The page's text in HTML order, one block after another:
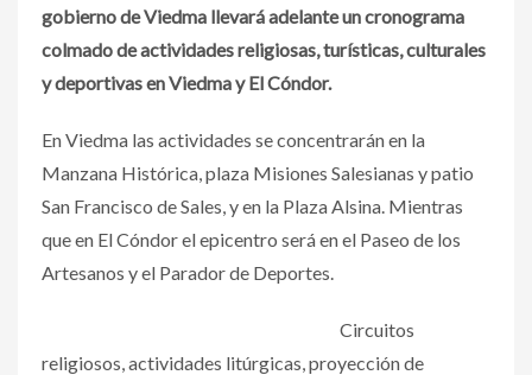
gobierno de Viedma llevará adelante un cronograma
colmado de actividades religiosas, turísticas, culturales
y deportivas en Viedma y El Cóndor.
En Viedma las actividades se concentrarán en la
Manzana Histórica, plaza Misiones Salesianas y patio
San Francisco de Sales, y en la Plaza Alsina. Mientras
que en El Cóndor el epicentro será en el Paseo de los
Artesanos y el Parador de Deportes.
Circuitos
religiosos, actividades litúrgicas, proyección de